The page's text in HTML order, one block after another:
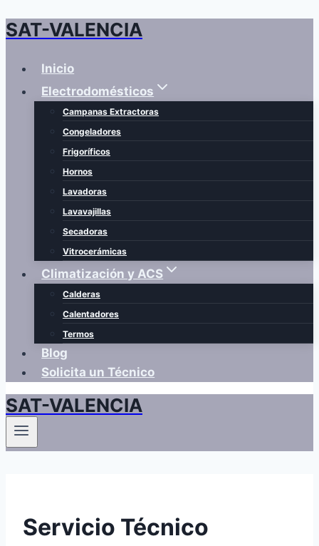
Saltar
contenido
SAT-VALENCIA
Inicio
Electrodomésticos
Campanas Extractoras
Congeladores
Frigoríficos
Hornos
Lavadoras
Lavavajillas
Secadoras
Vitrocerámicas
Climatización y ACS
Calderas
Calentadores
Termos
Blog
Solicita un Técnico
SAT-VALENCIA
Servicio Técnico